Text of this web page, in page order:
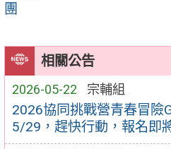
相關公告
2026-05-22 宗輔組
2026協同挑戰營青春冒險
5/29，趕快行動，報名即
團